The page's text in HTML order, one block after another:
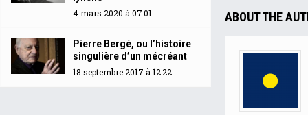
ABOUT THE
4 mars 2020 à 07:01
Pierre Bergé, ou l’histoire
singulière d’un mécréant
18 septembre 2017 à 12:22